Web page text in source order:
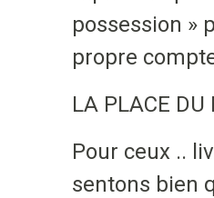
possession »
propre
LA PLACE DU
Pour ceux ..
sentons bien